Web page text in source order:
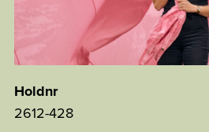
Holdnr
2612-428